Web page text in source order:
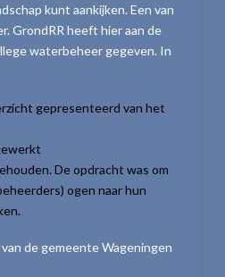
kunt aankijken. Een van
GrondRR heeft hier aan de
waterbeheer gegeven. In
gepresenteerd van het
De opdracht was om
ogen naar hun
de gemeente Wageningen